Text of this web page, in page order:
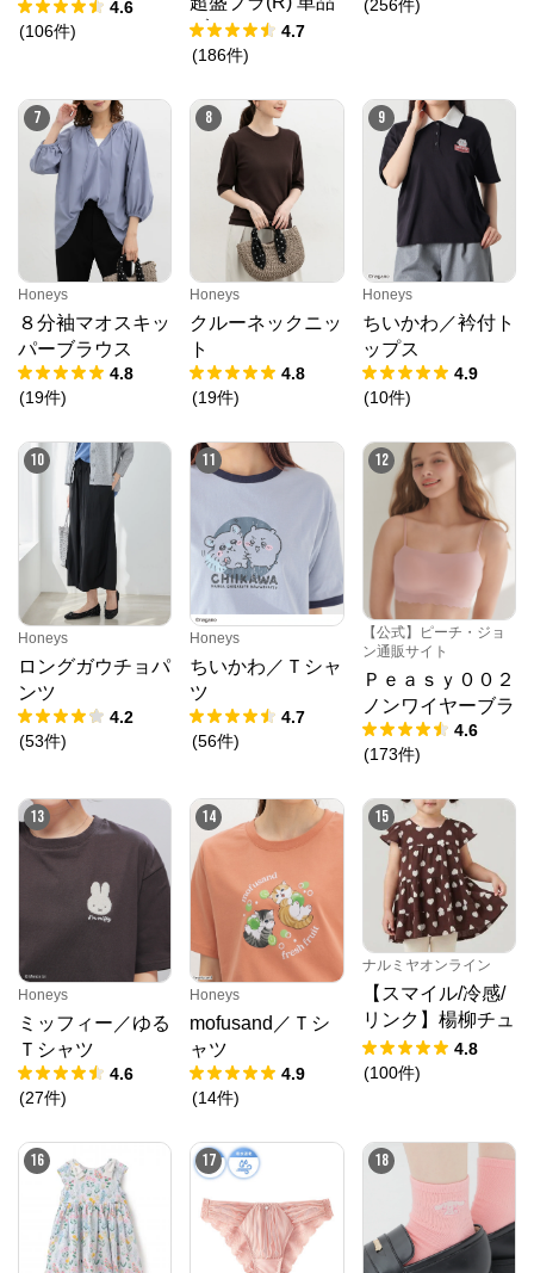
4.6
(106件)
ブラジャー4.7
(186件)
(256件)
7
Honeys
８分袖マオスキッ
パーブラウス
4.8
(19件)
8
Honeys
クルーネックニッ
ト
4.8
(19件)
9
Honeys
ちいかわ／衿付ト
ップス
4.9
(10件)
10
Honeys
ロングガウチョパ
ンツ
4.2
(53件)
11
Honeys
ちいかわ／Ｔシャ
ツ
4.7
(56件)
12
【公式】ピーチ・ジョ
ン通販サイト
Ｐｅａｓｙ００２
ノンワイヤーブラ
4.6
(173件)
13
Honeys
ミッフィー／ゆる
Ｔシャツ
4.6
(27件)
14
Honeys
mofusand／Ｔシ
ャツ
4.9
(14件)
15
ナルミヤオンライン
【スマイル/冷感/
リンク】楊柳チュ
ニック
4.8
(100件)
16 17 18
クロスプラス オンラインストア
公式ECサイト
※外部サイトが開きます
クロスプラス　オンラインストア
からのコメン
ト
N.O.R.C (ノーク)、JUNKO SHIMADA (ジュンコシマ
ダ) 、ATSURO TAYAMA（アツロウ タヤマ）、
(デコイ)、Petit Honfleur (プチオンフルール)、
DERMASHARE (ダーマシェア)など、20 代～ 40 代の
大人女子ブランドを中心に、多くの人気ブランドをラ
レディースファッションを中心に、ライフスタイルを
豊かにするオリジナルアイテムをご提案します。